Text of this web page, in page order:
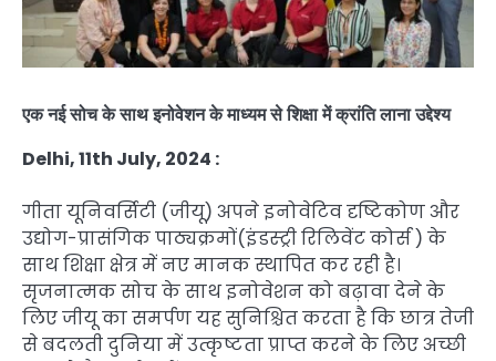
एक नई सोच के साथ इनोवेशन के माध्यम से शिक्षा में क्रांति लाना उद्देश्य
Delhi, 11th July, 2024 :
गीता यूनिवर्सिटी (जीयू) अपने इनोवेटिव दृष्टिकोण और
उद्योग-प्रासंगिक पाठ्यक्रमों(इंडस्ट्री रिलिवेंट कोर्स ) के
साथ शिक्षा क्षेत्र में नए मानक स्थापित कर रही है।
सृजनात्मक सोच के साथ इनोवेशन को बढ़ावा देने के
लिए जीयू का समर्पण यह सुनिश्चित करता है कि छात्र तेजी
से बदलती दुनिया में उत्कृष्टता प्राप्त करने के लिए अच्छी